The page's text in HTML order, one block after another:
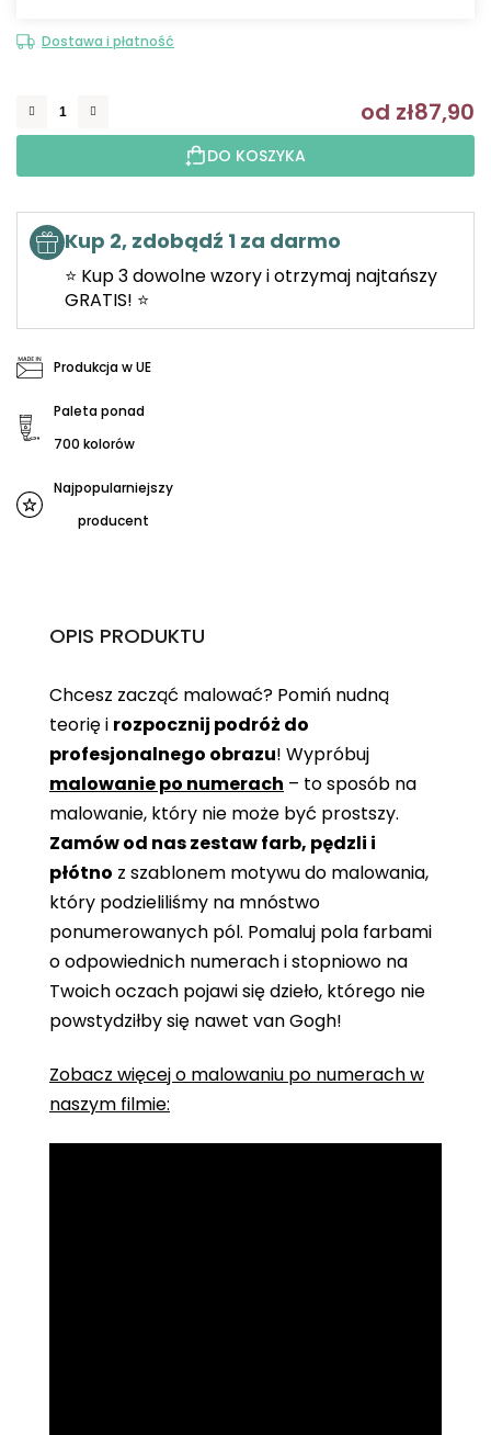
Dostawa i płatność
od zł87,90
DO KOSZYKA
Kup 2, zdobądź 1 za darmo
⭐ Kup 3 dowolne wzory i otrzymaj najtańszy
GRATIS! ⭐
Produkcja w UE
Paleta ponad
700 kolorów
Najpopularniejszy
producent
OPIS PRODUKTU
Chcesz zacząć malować? Pomiń nudną
teorię i rozpocznij podróż do
profesjonalnego obrazu! Wypróbuj
malowanie po numerach – to sposób na
malowanie, który nie może być prostszy.
Zamów od nas zestaw farb, pędzli i
płótno z szablonem motywu do malowania,
który podzieliliśmy na mnóstwo
ponumerowanych pól. Pomaluj pola farbami
o odpowiednich numerach i stopniowo na
Twoich oczach pojawi się dzieło, którego nie
powstydziłby się nawet van Gogh!
Zobacz więcej o malowaniu po numerach w
naszym filmie: